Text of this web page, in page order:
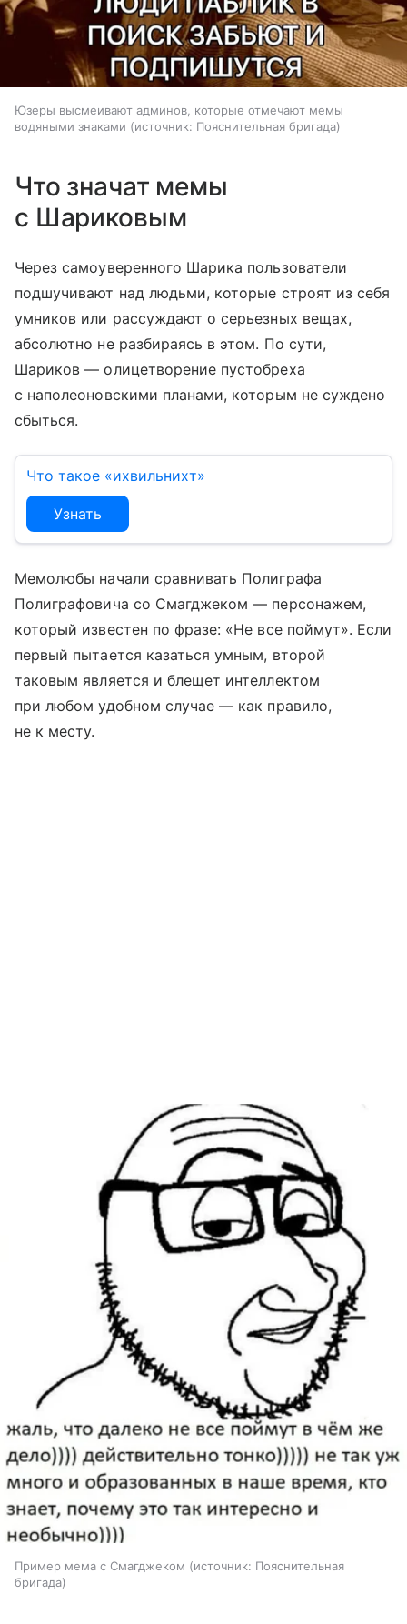
Юзеры высмеивают админов, которые отмечают мемы
водяными знаками
источник: Пояснительная бригада
Что значат мемы
с Шариковым
Через самоуверенного Шарика пользователи
подшучивают над людьми, которые строят из себя
умников или рассуждают о серьезных вещах,
абсолютно не разбираясь в этом. По сути,
Шариков — олицетворение пустобреха
с наполеоновскими планами, которым не суждено
сбыться.
Что такое «ихвильнихт»
Узнать
Мемолюбы начали сравнивать Полиграфа
Полиграфовича со Смагджеком — персонажем,
который известен по фразе: «Не все поймут». Если
первый пытается казаться умным, второй
таковым является и блещет интеллектом
при любом удобном случае — как правило,
не к месту.
Пример мема с Смагджеком источник: Пояснительная
бригада